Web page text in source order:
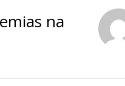
na